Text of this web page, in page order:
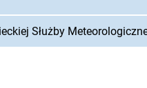
Służby